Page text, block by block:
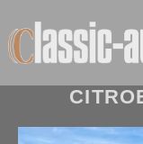
content